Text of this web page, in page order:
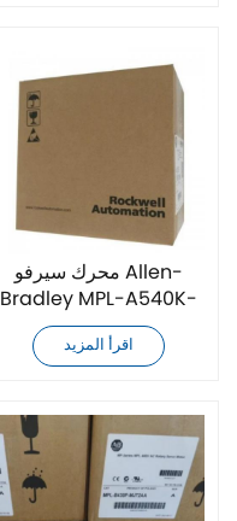
محرك سيرفو Allen-
Bradley MPL-A540K-
MJ72AA جديد تمامًا
اقرأ المزيد